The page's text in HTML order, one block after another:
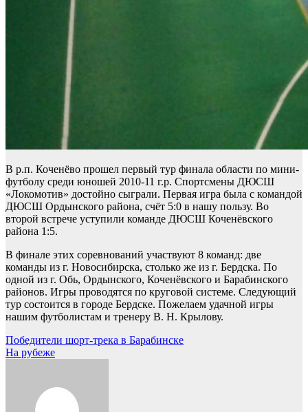
В р.п. Коченёво прошел первый тур финала области по мини-
футболу среди юношей 2010-11 г.р. Спортсмены ДЮСШ
«Локомотив» достойно сыграли. Первая игра была с командой
ДЮСШ Ордынского района, счёт 5:0 в нашу пользу. Во
второй встрече уступили команде ДЮСШ Коченёвского
района 1:5.
В финале этих соревнований участвуют 8 команд: две
команды из г. Новосибирска, столько же из г. Бердска. По
одной из г. Обь, Ордынского, Коченёвского и Барабинского
районов. Игры проводятся по круговой системе. Следующий
тур состоится в городе Бердске. Пожелаем удачной игры
нашим футболистам и тренеру В. Н. Крылову.
Навигация
по
Победители шорт-трека в Барабинске
На рубеже